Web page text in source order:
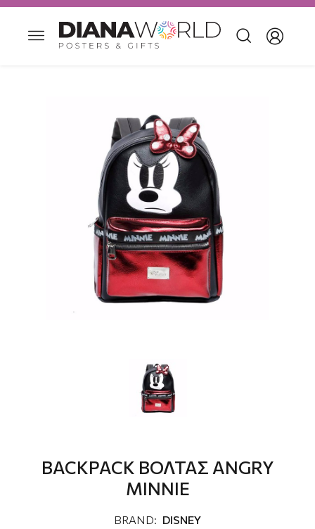
BACKPACK ΒΟΛΤΑΣ ANGRY
MINNIE
BRAND: DISNEY